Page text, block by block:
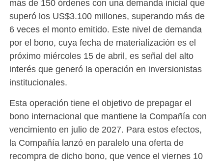
más de 150 órdenes con una demanda inicial que
superó los US$3.100 millones, superando más de
6 veces el monto emitido. Este nivel de demanda
por el bono, cuya fecha de materialización es el
próximo miércoles 15 de abril, es señal del alto
interés que generó la operación en inversionistas
institucionales.
Esta operación tiene el objetivo de prepagar el
bono internacional que mantiene la Compañía con
vencimiento en julio de 2027. Para estos efectos,
la Compañía lanzó en paralelo una oferta de
recompra de dicho bono, que vence el viernes 10